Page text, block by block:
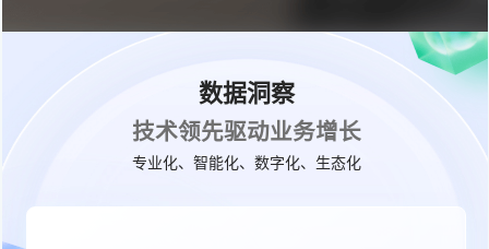
数据洞察
技术领先驱动业务增长
专业化、智能化、数字化、生态化